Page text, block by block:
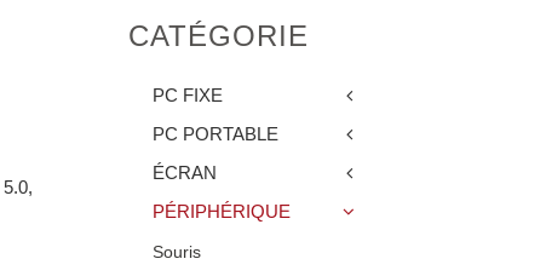
CATÉGORIE
PC FIXE
PC PORTABLE
ÉCRAN
PÉRIPHÉRIQUE
Souris